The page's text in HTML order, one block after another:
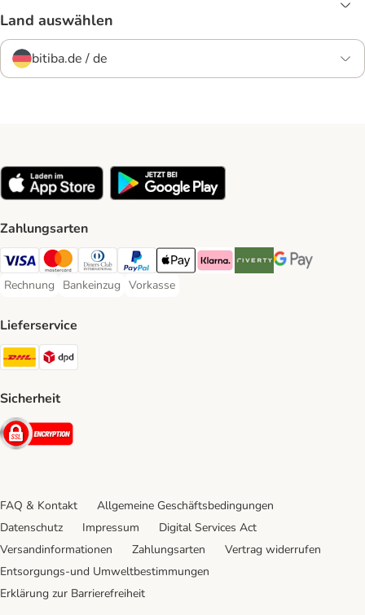
Land auswählen
bitiba.de / de
Zahlungsarten
Visa Payment Method
Mastercard Payment Method
Diners Club Payment Method
PayPal Payment Method
Apple Pay Payment Method
Klarna Payment Method
Riverty Payment Method
Google Pay
Rechnung
Rechnung Payment Method
Bankeinzug
Bankeinzug Payment Method
Vorkasse
Vorkasse Payment Method
Lieferservice
DHL Shipping Method
Sicherheit
Security
FAQ & Kontakt
Allgemeine Geschäftsbedingungen
Datenschutz
Impressum
Digital Services Act
Versandinformationen
Zahlungsarten
Vertrag widerrufen
Entsorgungs-und Umweltbestimmungen
Erklärung zur Barrierefreiheit